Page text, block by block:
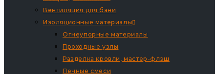
Вентиляция для бани
Изоляционные материалы
Огнеупорные материалы
Проходные узлы
Разделка кровли, мастер-флэш
Печные смеси